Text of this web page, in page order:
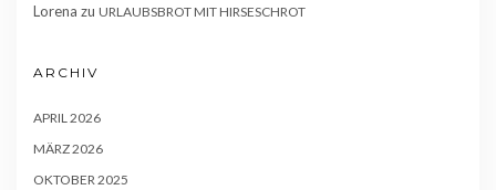
Lorena zu URLAUBSBROT MIT HIRSESCHROT
ARCHIV
APRIL 2026
MÄRZ 2026
OKTOBER 2025